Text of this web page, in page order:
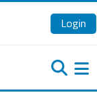
Login